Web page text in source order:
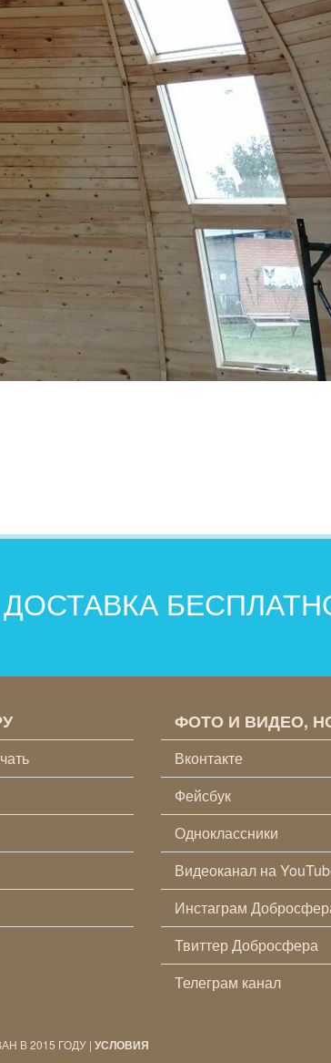
ФОТО И ВИДЕО,
Вконтакте
Фейсбук
Одноклассники
Видеоканал на
Инстаграм
Твиттер Добросфера
Телеграм канал
В 2015 ГОДУ | УСЛОВИЯ